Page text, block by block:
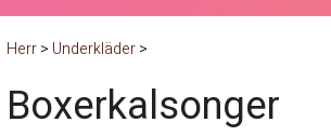
Herr> Underkläder>
Boxerkalsonger